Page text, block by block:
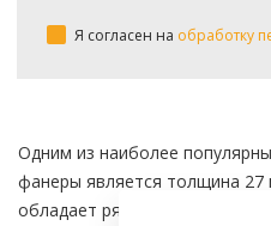
Я согласен на обработку
Одним из наиболее
фанеры является толщина
обладает рядом